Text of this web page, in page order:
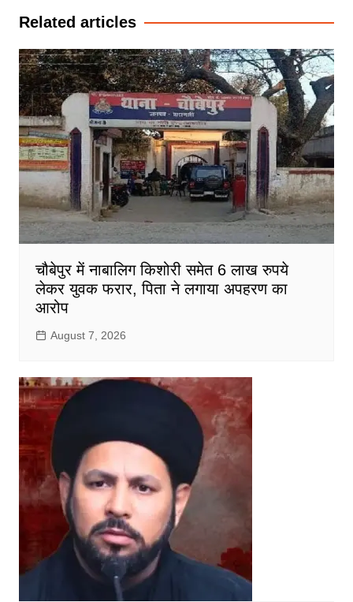
Related articles
चौबेपुर में नाबालिग किशोरी समेत 6 लाख रुपये
लेकर युवक फरार, पिता ने लगाया अपहरण का
आरोप
August 7, 2026